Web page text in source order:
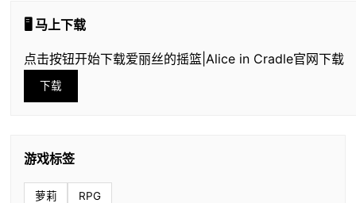
🖥️ 马上下载
点击按钮开始下载爱丽丝的摇篮|Alice in Cradle官网下载
下载
游戏标签
萝莉 RPG